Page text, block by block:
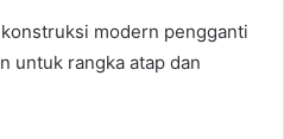
modern pengganti
untuk rangka atap dan